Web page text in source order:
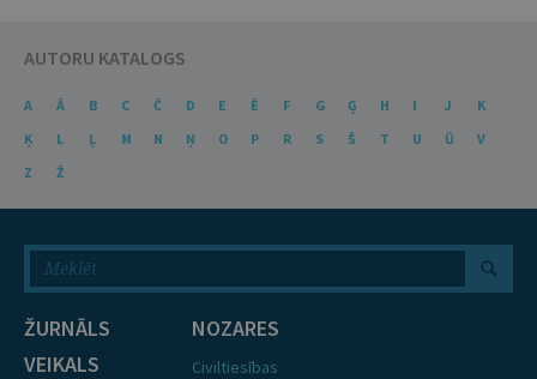
AUTORU KATALOGS
A Ā B C Č D E Ē F G Ģ H I J
K
Ķ
L Ļ M N Ņ O P R S Š T U Ū
V
Z
Ž
ŽURNĀLS
VEIKALS
NOZARES
Civiltiesības